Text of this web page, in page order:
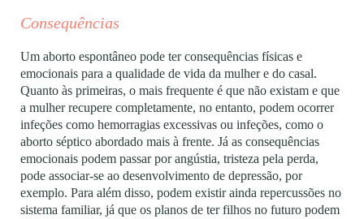
Consequências
Um aborto espontâneo pode ter consequências físicas e
emocionais para a qualidade de vida da mulher e do casal.
Quanto às primeiras, o mais frequente é que não existam e que
a mulher recupere completamente, no entanto, podem ocorrer
infeções como hemorragias excessivas ou infeções, como o
aborto séptico abordado mais à frente. Já as consequências
emocionais podem passar por angústia, tristeza pela perda,
pode associar-se ao desenvolvimento de depressão, por
exemplo. Para além disso, podem existir ainda repercussões no
sistema familiar, já que os planos de ter filhos no futuro podem